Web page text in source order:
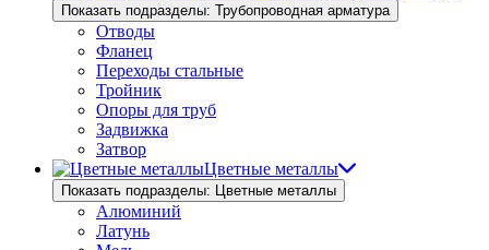
Показать подразделы: Трубопроводная арматура
Отводы
Фланец
Переходы стальные
Тройник
Опоры для труб
Задвижка
Затвор
Цветные металлы
Показать подразделы: Цветные металлы
Алюминий
Латунь